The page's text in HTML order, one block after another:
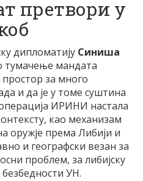
претвори у
дипломатију Синиша
тумачење мандата
за много
и да је у томе суштина
ИРИНИ настала
као механизам
оружје према Либији и
и географски везан за
проблем, за либијску
УН.